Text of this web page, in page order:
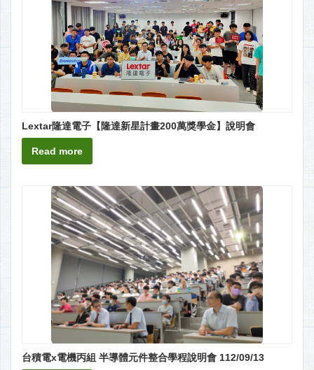
Lextar隆達電子【隆達新星計畫200萬獎學金】說明會
Read more
台積電x電機丙組 半導體元件整合學程說明會 112/09/13